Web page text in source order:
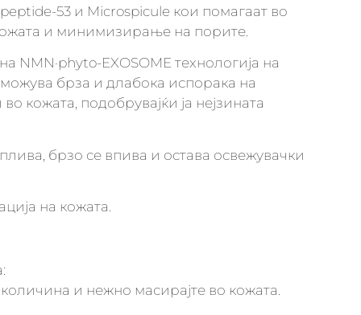
53 и Microspicule кои помагаат во
и минимизирање на порите.
NMN·phyto-EXOSOME технологија на
брза и длабока испорака на
кожата, подобрувајќи ја нејзината
брзо се впива и остава освежувачки
на кожата.
и нежно масирајте во кожата.